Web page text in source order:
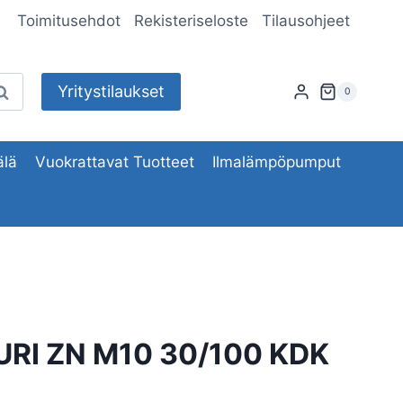
Toimitusehdot Rekisteriseloste Tilausohjeet
Yritystilaukset 0
Vuokrattavat Tuotteet Ilmalämpöpumput
ZN M10 30/100 KDK